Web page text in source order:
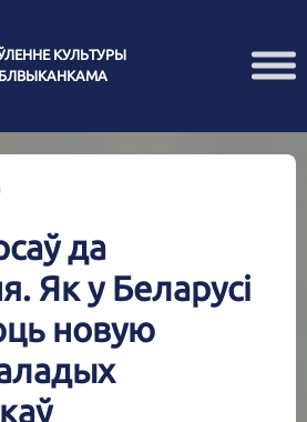
КУЛЬТУРЫ
да
Як у Беларусі
новую